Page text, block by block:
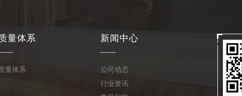
量体系
量体系
新闻中心
公司动态
行业资讯
<